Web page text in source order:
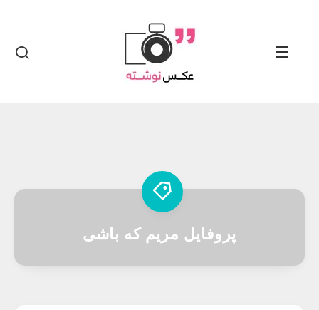
پروفایل مریم که باشی